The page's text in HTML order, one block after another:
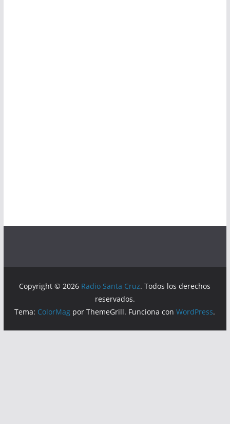
Copyright © 2026 Radio Santa Cruz. Todos los derechos
reservados.
Tema: ColorMag por ThemeGrill. Funciona conWordPress.